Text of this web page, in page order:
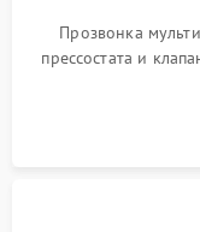
Прозвонка
прессостата и